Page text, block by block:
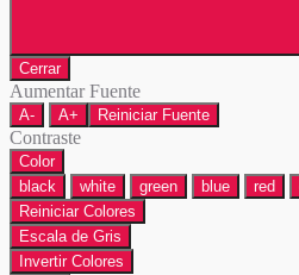
Cerrar
Aumentar Fuente
A- A+ Reiniciar Fuente
Contraste
Color
black
white green blue red
Reiniciar Colores
Escala de Gris
Invertir Colores